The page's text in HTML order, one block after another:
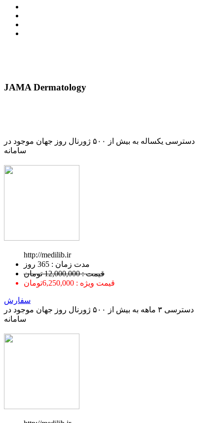
JAMA Dermatology
دسترسی یکساله به بیش از ۵۰۰ ژورنال روز جهان موجود در
سامانه
http://medilib.ir
ﻣﺪﺕ ﺯﻣﺎﻥ : 365 ﺭﻭﺯ
قیمت : 12,000,000 تومان
قیمت ویژه : 6,250,000تومان
سفارش
دسترسی ۳ ماهه به بیش از ۵۰۰ ژورنال روز جهان موجود در
سامانه